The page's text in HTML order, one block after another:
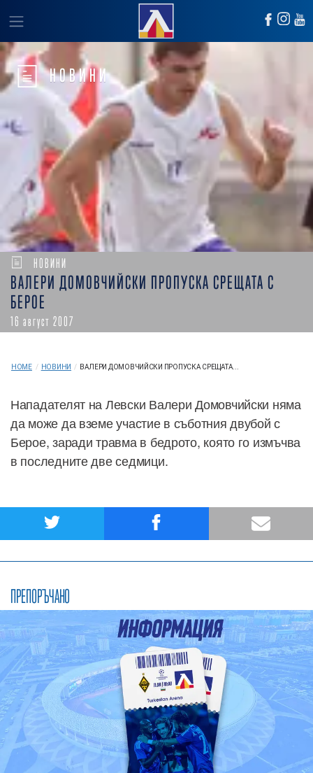
НОВИНИ
НОВИНИ
ВАЛЕРИ ДОМОВЧИЙСКИ ПРОПУСКА СРЕЩАТА С
БЕРОЕ
16 август 2007
HOME / НОВИНИ / ВАЛЕРИ ДОМОВЧИЙСКИ ПРОПУСКА СРЕЩАТА...
Нападателят на Левски Валери Домовчийски няма
да може да вземе участие в съботния двубой с
Берое, заради травма в бедрото, която го измъчва
в последните две седмици.
ПРЕПОРЪЧАНО